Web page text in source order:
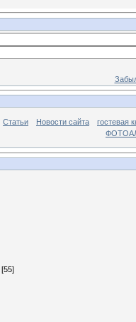
Статьи Новости сайта
гостевая
[55]